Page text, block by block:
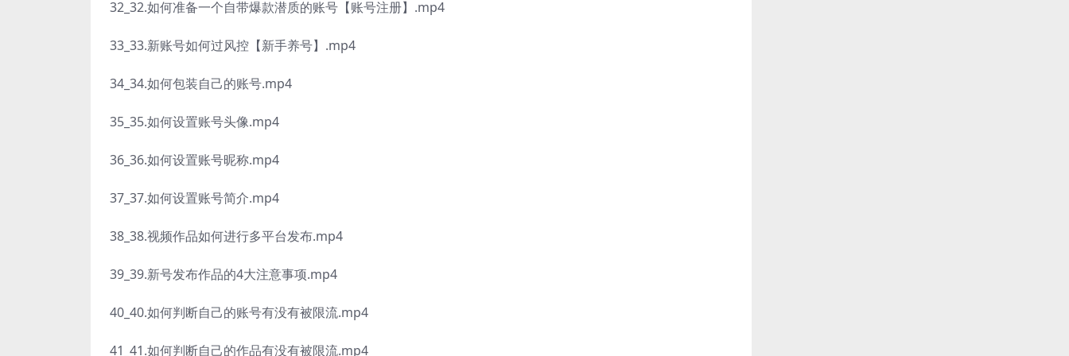
32_32.如何准备一个自带爆款潜质的账号【账号注册】.mp4
33_33.新账号如何过风控【新手养号】.mp4
34_34.如何包装自己的账号.mp4
35_35.如何设置账号头像.mp4
36_36.如何设置账号昵称.mp4
37_37.如何设置账号简介.mp4
38_38.视频作品如何进行多平台发布.mp4
39_39.新号发布作品的4大注意事项.mp4
40_40.如何判断自己的账号有没有被限流.mp4
41_41.如何判断自己的作品有没有被限流.mp4